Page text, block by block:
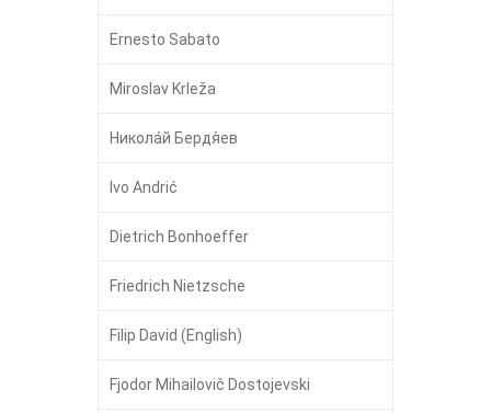
Ernesto Sabato
Miroslav Krleža
Никола́й Бердя́ев
Ivo Andrić
Dietrich Bonhoeffer
Friedrich Nietzsche
Filip David (English)
Fjodor Mihailovič Dostojevski